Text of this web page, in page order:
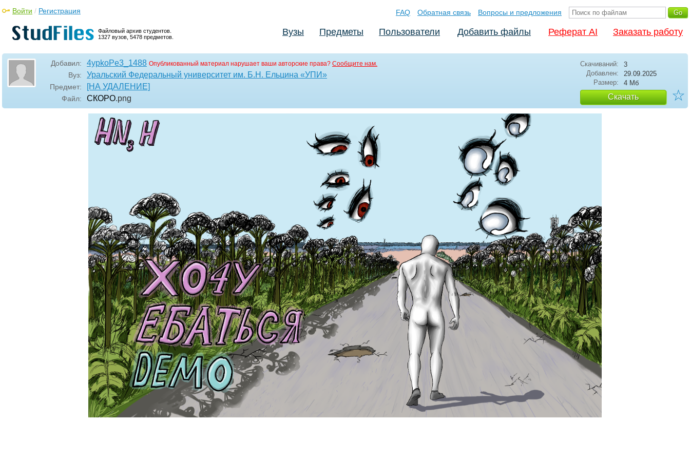
Файловый архив студентов.
1327 вузов, 5478 предметов.
Войти / Регистрация FAQ Обратная связь Вопросы и предложения
Вузы Предметы Пользователи Добавить файлы Реферат AI Заказать работу
Добавил: 4ypkoPe3_1488 Опубликованный материал нарушает ваши авторские права? Сообщите нам.
Вуз: Уральский Федеральный университет им. Б.Н. Ельцина «УПИ»
Предмет: [НА УДАЛЕНИЕ]
Файл: СКОРО.png
Скачиваний:
3
Добавлен:
29.09.2025
Размер:
4 Мб
Скачать ☆